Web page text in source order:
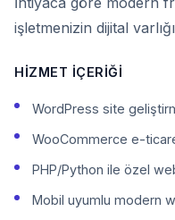
işletmenizin dijital
HIZMET İÇERIĞI
WordPress site
WooCommerce e-
PHP/Python ile özel web
Mobil uyumlu modern